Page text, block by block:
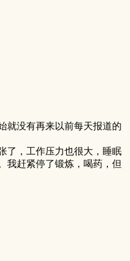
就没有再来以前每天报道的
了，工作压力也很大，睡眠
我赶紧停了锻炼，喝药，但